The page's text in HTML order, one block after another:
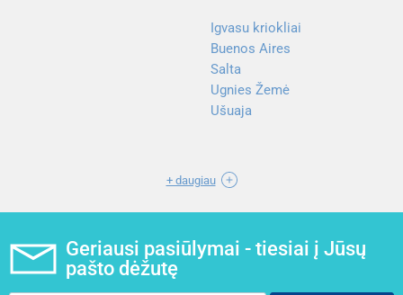
Igvasu kriokliai
Buenos Aires
Salta
Ugnies Žemė
Ušuaja
+ daugiau
Geriausi pasiūlymai - tiesiai į Jūsų
pašto dėžutę